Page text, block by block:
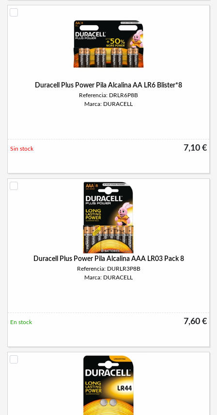
Duracell Plus Power Pila Alcalina AA LR6 Blister*8
Referencia: DRLR6P8B
Marca: DURACELL
7,10 €
Sin stock
Duracell Plus Power Pila Alcalina AAA LR03 Pack 8
Referencia: DURLR3P8B
Marca: DURACELL
7,60 €
En stock